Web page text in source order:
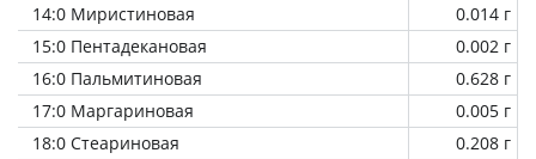
14:0 Миристиновая
0.014 г
15:0 Пентадекановая
0.002 г
16:0 Пальмитиновая
0.628 г
17:0 Маргариновая
0.005 г
18:0 Стеариновая
0.208 г